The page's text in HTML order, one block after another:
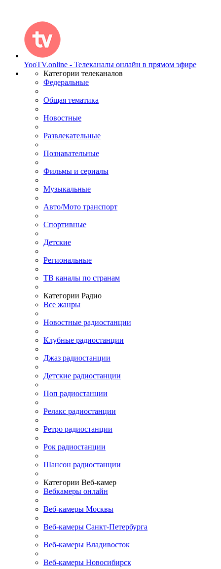
YooTV.online - Телеканалы онлайн в прямом эфире
Категории телеканалов
Федеральные
Общая тематика
Новостные
Развлекательные
Познавательные
Фильмы и сериалы
Музыкальные
Авто/Мото транспорт
Спортивные
Детские
Региональные
ТВ каналы по странам
Категории Радио
Все жанры
Новостные радиостанции
Клубные радиостанции
Джаз радиостанции
Детские радиостанции
Поп радиостанции
Релакс радиостанции
Ретро радиостанции
Рок радиостанции
Шансон радиостанции
Категории Веб-камер
Вебкамеры онлайн
Веб-камеры Москвы
Веб-камеры Санкт-Петербурга
Веб-камеры Владивосток
Веб-камеры Новосибирск